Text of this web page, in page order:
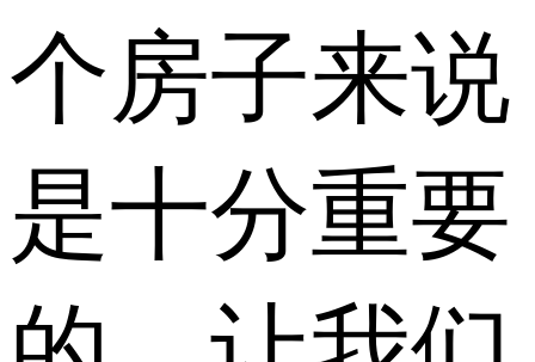
个房子来说
是十分重要